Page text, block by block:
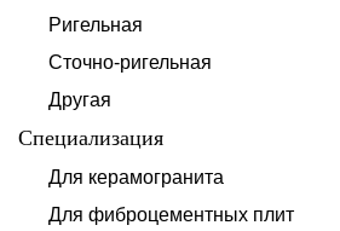
Ригельная
Сточно-ригельная
Другая
Специализация
Для керамогранита
Для фиброцементных плит